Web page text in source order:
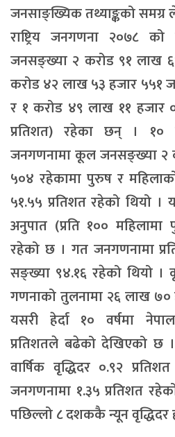
जनसाङ्ख्यिक तथ्याङ्कको समग्र
राष्ट्रिय जनगणना २०७८
जनसङ्ख्या २ करोड ९१ लाख
करोड ४२ लाख ५३ हजार ५५१
र १ करोड ४९ लाख ११ हजार
प्रतिशत) रहेका छन् । १०
जनगणनामा कूल जनसङ्ख्या २
५०४ रहेकामा पुरुष र
५१.५५ प्रतिशत रहेको थियो ।
अनुपात (प्रति १००
रहेको छ । गत जनगणनामा
सङ्ख्या ९४.१६ रहेको थियो
गणनाको तुलनामा २६ लाख ७०
यसरी हेर्दा १० वर्षमा
प्रतिशतले बढेको देखिएको छ
वार्षिक वृद्धिदर ०.९२
जनगणनामा १.३५ प्रतिशत
पछिल्लो ८ दशककै न्यून वृद्धिदर